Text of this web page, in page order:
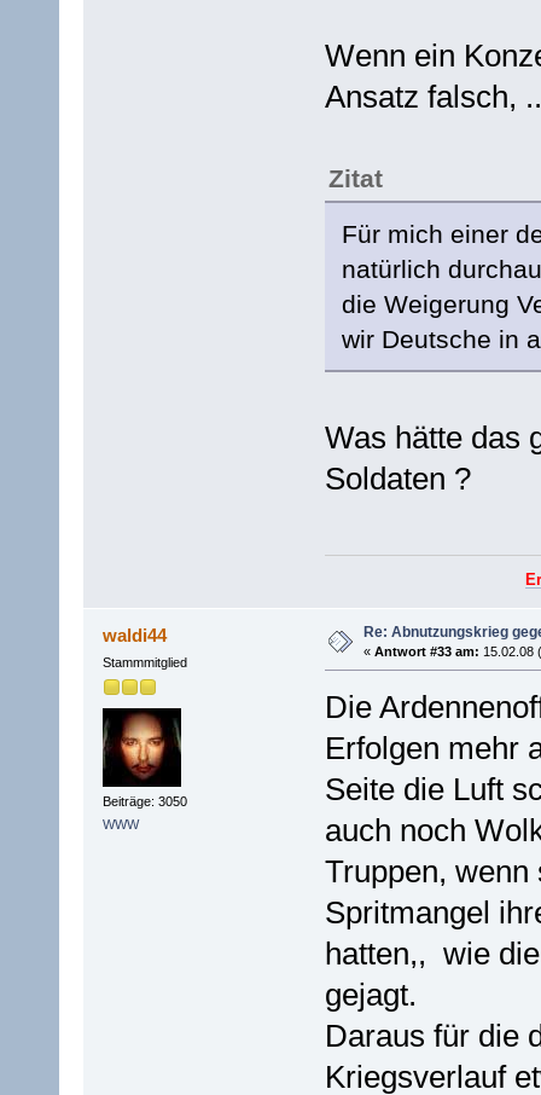
Wenn ein
Ansatz falsch,
Zitat
Für mich einer
natürlich
die Weigerung
wir Deutsche in
Was hätte das
Soldaten ?
waldi44
Stammmitglied
Beiträge: 3050
WWW
Re: Abnutzungskrieg
« Antwort #33 am: 15.02.08
Die
Erfolgen mehr
Seite die Luft
auch noch
Truppen,
Spritmangel
hatten,, wie
gejagt.
Daraus für die
Kriegsverlauf